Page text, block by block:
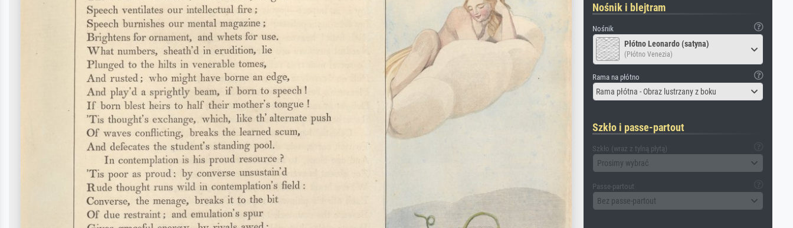
Nośnik i blejtram
Nośnik
Płótno Leonardo (satyna)
(Płótno Venezia)
Rama na płótno
Rama płótna - Obraz lustrzany z boku
Szkło i passe-partout
Szkło (wraz z tylną płytą)
Prosimy wybrać
Passe-partout
Bez passe-partout